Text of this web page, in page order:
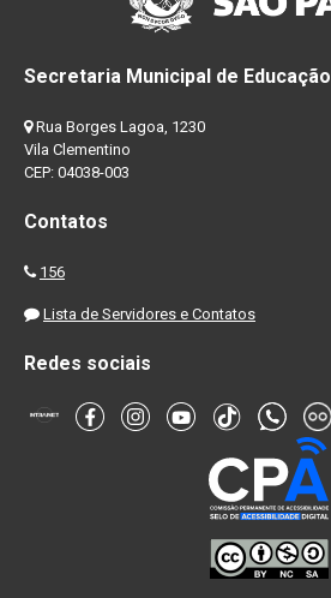
Secretaria Municipal de Educação
Rua Borges Lagoa, 1230
Vila Clementino
CEP: 04038-003
Contatos
156
Lista de Servidores e Contatos
Redes sociais